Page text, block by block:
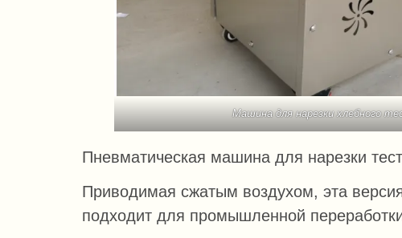
Машина для нарезки хлебного
Пневматическая машина для нарезки
Приводимая сжатым воздухом, эта
подходит для промышленной